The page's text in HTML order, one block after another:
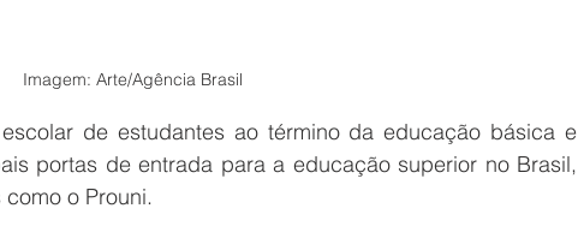
Imagem: Arte/Agência Brasil
de estudantes ao término da educação básica e
portas de entrada para a educação superior no Brasil,
o Prouni.